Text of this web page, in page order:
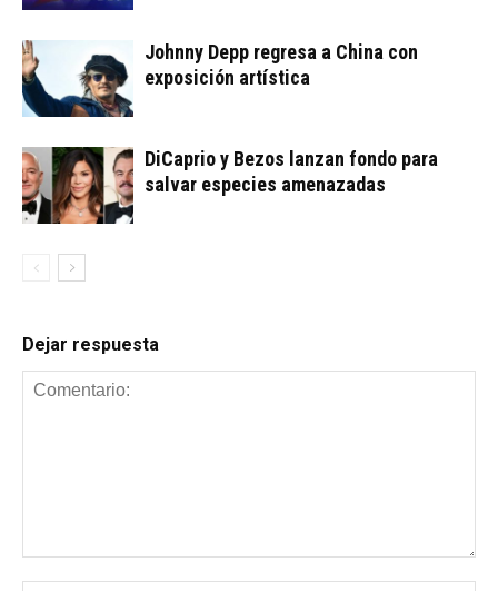
Johnny Depp regresa a China con
exposición artística
DiCaprio y Bezos lanzan fondo para
salvar especies amenazadas
Dejar respuesta